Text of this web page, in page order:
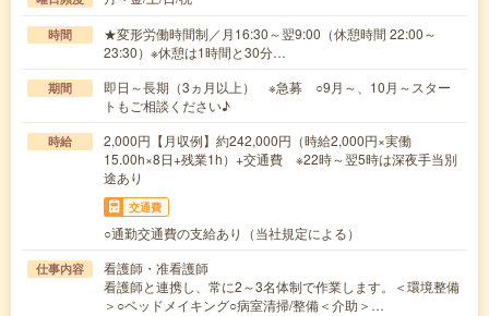
時間
★変形労働時間制／月16:30～翌9:00（休憩時間 22:00～
23:30）※休憩は1時間と30分…
期間
即日～長期（3ヵ月以上） ※急募 ○9月～、10月～スター
トもご相談ください♪
時給
2,000円【月収例】約242,000円（時給2,000円×実働
15.00h×8日+残業1h）+交通費 ※22時～翌5時は深夜手当別
途あり
交通費
○通勤交通費の支給あり（当社規定による）
仕事内容
看護師・准看護師
看護師と連携し、常に2～3名体制で作業します。＜環境整備
＞○ベッドメイキング○病室清掃/整備＜介助＞…